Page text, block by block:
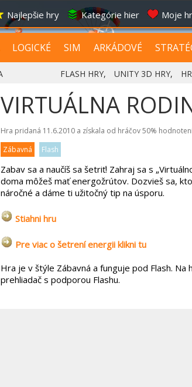
Najlepšie hry Kategórie hier Moje
LOGICKÉ SIM ARKÁDOVÉ
FLASH HRY, UNITY 3D HRY,
VIRTUÁLNA
Hra pridaná 11.6.2010 a získala od hráčov50%
Zábavná
Flash
Zabav sa a naučíš sa šetriť! Zahraj sa s
doma môžeš mať energožrútov. Dozvieš sa,
náročné a dáme ti užitočný tip na úsporu.
Stiahni hru
Pre viac o šetrení energii klikni tu
Hra je v štýle Zábavná a funguje pod Flash.
prehliadač s podporou Flashu.